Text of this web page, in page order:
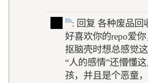
Bh: 回复 各种废品回
好喜欢你的repo爱
抠脑壳时想总感觉
“人的感情”还懵懂
孩，并且是个恶童